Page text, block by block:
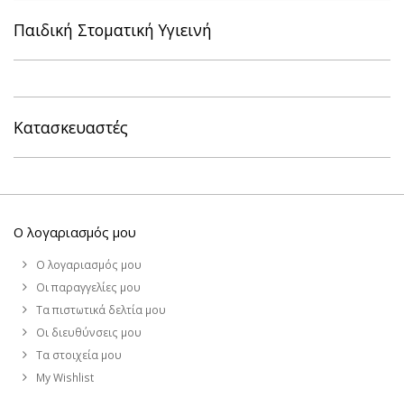
Παιδική Στοματική Υγιεινή
Κατασκευαστές
Ο λογαριασμός μου
Ο λογαριασμός μου
Οι παραγγελίες μου
Τα πιστωτικά δελτία μου
Οι διευθύνσεις μου
Τα στοιχεία μου
My Wishlist